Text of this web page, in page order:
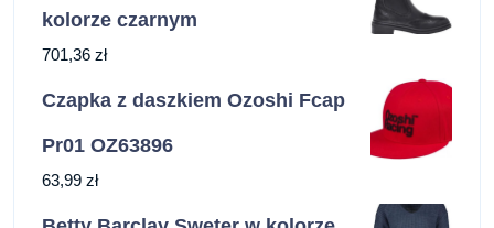
kolorze czarnym
701,36 zł
Czapka z daszkiem Ozoshi Fcap
Pr01 OZ63896
63,99 zł